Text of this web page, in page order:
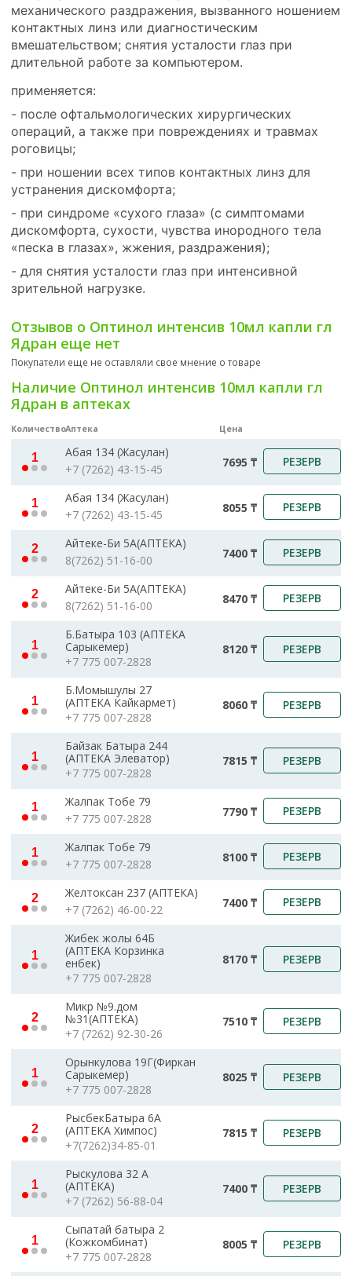
механического раздражения, вызванного ношением
контактных линз или диагностическим
вмешательством; снятия усталости глаз при
длительной работе за компьютером.
применяется:
- после офтальмологических хирургических
операций, а также при повреждениях и травмах
роговицы;
- при ношении всех типов контактных линз для
устранения дискомфорта;
- при синдроме «сухого глаза» (с симптомами
дискомфорта, сухости, чувства инородного тела
«песка в глазах», жжения, раздражения);
- для снятия усталости глаз при интенсивной
зрительной нагрузке.
Отзывов о Оптинол интенсив 10мл капли гл
Ядран еще нет
Покупатели еще не оставляли свое мнение о товаре
Наличие Оптинол интенсив 10мл капли гл
Ядран в аптеках
КоличествоАптека Цена
1
Абая 134 (Жасулан)
+7 (7262) 43-15-45
7695 ₸ РЕЗЕРВ
1
Абая 134 (Жасулан)
+7 (7262) 43-15-45
8055 ₸ РЕЗЕРВ
2
Айтеке-Би 5А(АПТЕКА)
8(7262) 51-16-00
7400 ₸ РЕЗЕРВ
2
Айтеке-Би 5А(АПТЕКА)
8(7262) 51-16-00
8470 ₸ РЕЗЕРВ
1
Б.Батыра 103 (АПТЕКА
Сарыкемер)
+7 775 007-2828
8120 ₸ РЕЗЕРВ
1
Б.Момышулы 27
(АПТЕКА Кайкармет)
+7 775 007-2828
8060 ₸ РЕЗЕРВ
1
Байзак Батыра 244
(АПТЕКА Элеватор)
+7 775 007-2828
7815 ₸ РЕЗЕРВ
1
Жалпак Тобе 79
+7 775 007-2828
7790 ₸ РЕЗЕРВ
1
Жалпак Тобе 79
+7 775 007-2828
8100 ₸ РЕЗЕРВ
2
Желтоксан 237 (АПТЕКА)
+7 (7262) 46-00-22
7400 ₸ РЕЗЕРВ
1
Жибек жолы 64Б
(АПТЕКА Корзинка
енбек)
+7 775 007-2828
8170 ₸ РЕЗЕРВ
2
Микр №9.дом
№31(АПТЕКА)
+7 (7262) 92-30-26
7510 ₸ РЕЗЕРВ
1
Орынкулова 19Г(Фиркан
Сарыкемер)
+7 775 007-2828
8025 ₸ РЕЗЕРВ
2
РысбекБатыра 6А
(АПТЕКА Химпос)
+7(7262)34-85-01
7815 ₸ РЕЗЕРВ
1
Рыскулова 32 А
(АПТЕКА)
+7 (7262) 56-88-04
7400 ₸ РЕЗЕРВ
1
Сыпатай батыра 2
(Кожкомбинат)
+7 775 007-2828
8005 ₸ РЕЗЕРВ